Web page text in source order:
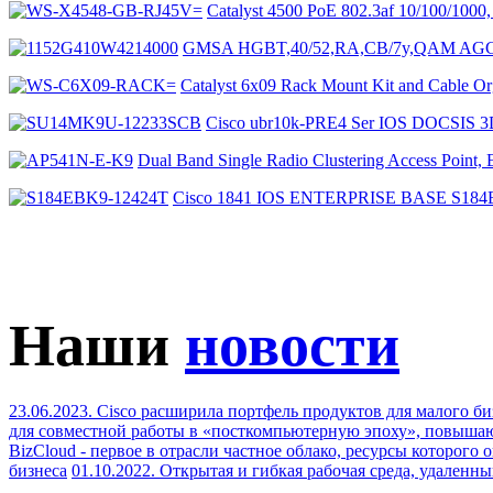
Catalyst 4500 PoE 802.3af 10/100/
GMSA HGBT,40/52,RA,CB/7y,QAM
Catalyst 6x09 Rack Mount Kit and Cable
Cisco ubr10k-PRE4 Ser IOS
Dual Band Single Radio Clustering Access
Cisco 1841 IOS ENTERPRISE BASE
Наши новости
23.06.2023. Cisco расширила портфель продуктов для малого
для совместной работы в «посткомпьютерную эпоху»,
BizCloud - первое в отрасли частное облако, ресурсы которого
бизнеса 01.10.2022. Открытая и гибкая рабочая среда,